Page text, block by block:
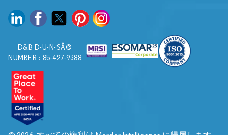
D&B D-U-N-SÂ®
NUMBER : 85-427-9388